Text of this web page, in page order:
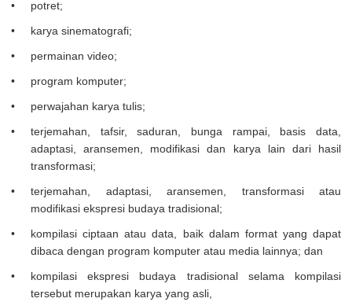
potret;
karya sinematografi;
permainan video;
program komputer;
perwajahan karya tulis;
terjemahan, tafsir, saduran, bunga rampai, basis data,
adaptasi, aransemen, modifikasi dan karya lain dari hasil
transformasi;
terjemahan, adaptasi, aransemen, transformasi atau
modifikasi ekspresi budaya tradisional;
kompilasi ciptaan atau data, baik dalam format yang dapat
dibaca dengan program komputer atau media lainnya; dan
kompilasi ekspresi budaya tradisional selama kompilasi
tersebut merupakan karya yang asli,